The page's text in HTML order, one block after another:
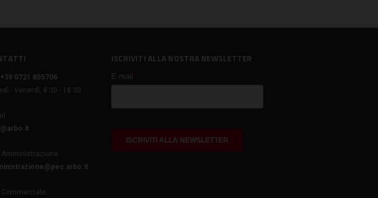
+39 0721 855706
- Venerdì, 8:30 - 18:30
Amministrazione:
Commerciale:
ISCRIVITI ALLA NOSTRA NEWSLETTER